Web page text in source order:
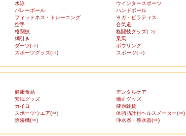
水泳
ウインタースポーツ
バレーボール
ハンドボール
フィットネス・トレーニング
ヨガ・ピラティス
空手
合気道
格闘技
格闘技グッズ(⇒)
綱引き
乗馬
ダーツ(⇒)
ボウリング
スポーツグッズ(⇒)
スポーツ(⇒)
健康食品
デンタルケア
安眠グッズ
矯正グッズ
カイロ
健康雑貨
スポーツウエア(⇒)
体脂肪計付ヘルスメーター(⇒)
除湿機(⇒)
浄水器・整水器(⇒)